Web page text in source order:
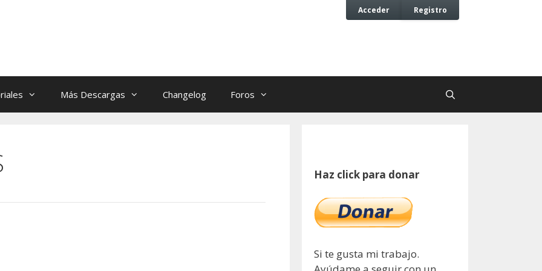
Acceder Registro
Más Descargas Changelog Foros
Haz click para donar
Si te gusta mi trabajo.